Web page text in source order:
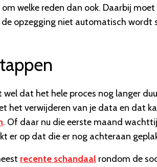
welke reden dan ook. Daarbij
opzegging niet automatisch wordt
dat het hele proces nog langer
het verwijderen van je data en dat
. Of daar nu die eerste maand
er op dat die er nog achteraan
recente schandaal rondom de